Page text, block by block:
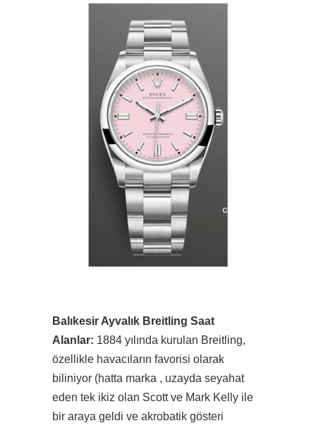
Balıkesir Ayvalık Breitling Saat
Alanlar: 1884 yılında kurulan Breitling,
özellikle havacıların favorisi olarak
biliniyor (hatta marka , uzayda seyahat
eden tek ikiz olan Scott ve Mark Kelly ile
bir araya geldi ve akrobatik gösteri